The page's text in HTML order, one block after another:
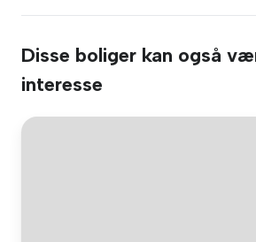
Disse boliger kan også
interesse